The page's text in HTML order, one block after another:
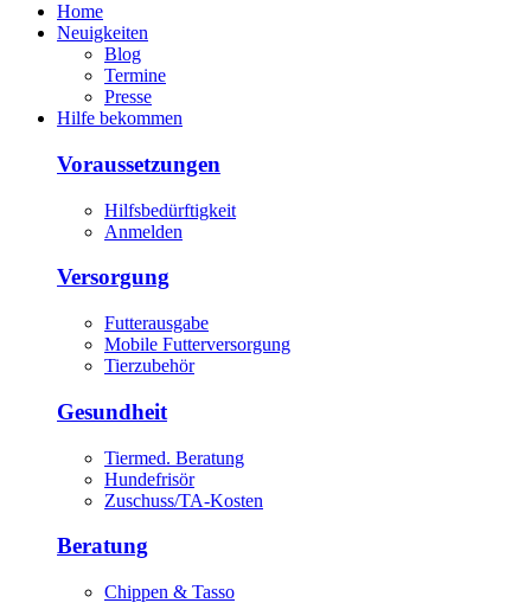
Home
Neuigkeiten
Blog
Termine
Presse
Hilfe bekommen
Voraussetzungen
Hilfsbedürftigkeit
Anmelden
Versorgung
Futterausgabe
Mobile Futterversorgung
Tierzubehör
Gesundheit
Tiermed. Beratung
Hundefrisör
Zuschuss/TA-Kosten
Beratung
Chippen & Tasso